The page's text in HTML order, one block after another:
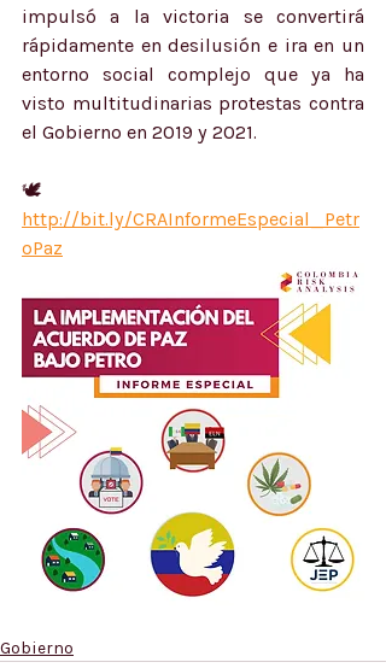
impulsó a la victoria se convertirá
rápidamente en desilusión e ira en un
entorno social complejo que ya ha
visto multitudinarias protestas contra
el Gobierno en 2019 y 2021.
🕊️
http://bit.ly/CRAInformeEspecial_Petr
oPaz
Gobierno